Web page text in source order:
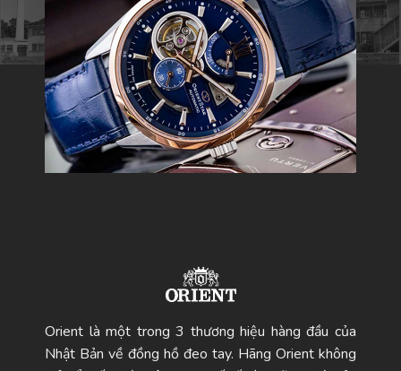
Orient là một trong 3 thương hiệu hàng đầu của
Nhật Bản về đồng hồ đeo tay. Hãng Orient không